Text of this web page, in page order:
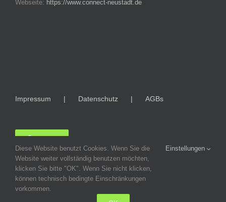
Webseite: https://www.connect-neustadt.de
Impressum Datenschutz AGBs
Diese Website benutzt Cookies. Wenn Sie die
Website weiter vollständig benutzen möchten,
klicken Sie bitte "OK". Wenn Sie nicht klicken,
können technisch bedingte Einschränkungen
vorkommen.
Einstellungen